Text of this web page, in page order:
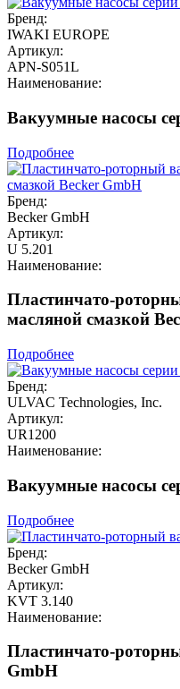
Бренд:
IWAKI EUROPE
Артикул:
APN-S051L
Наименование:
Вакуумные насосы
Подробнее
Бренд:
Becker GmbH
Артикул:
U 5.201
Наименование:
Пластинчато-
масляной смазкой
Подробнее
Бренд:
ULVAC Technologies, Inc.
Артикул:
UR1200
Наименование:
Вакуумные насосы
Подробнее
Бренд:
Becker GmbH
Артикул:
KVT 3.140
Наименование:
Пластинчато-
GmbH